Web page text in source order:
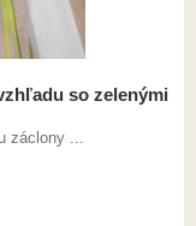
so zelenými
...